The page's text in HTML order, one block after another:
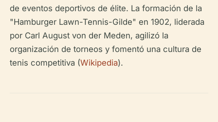
de eventos deportivos de élite. La formación de la
"Hamburger Lawn-Tennis-Gilde" en 1902, liderada
por Carl August von der Meden, agilizó la
organización de torneos y fomentó una cultura de
tenis competitiva (Wikipedia).